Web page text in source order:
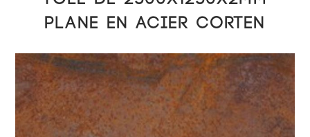
plane en acier Corten